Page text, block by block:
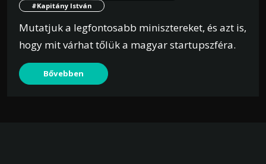
#Kapitány István
Mutatjuk a legfontosabb minisztereket, és azt is,
hogy mit várhat tőlük a magyar startupszféra.
Bővebben